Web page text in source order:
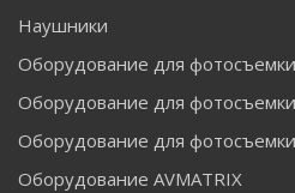
Наушники
Оборудование для фотосъемки
Оборудование для
Оборудование для
Оборудование AVMATRIX